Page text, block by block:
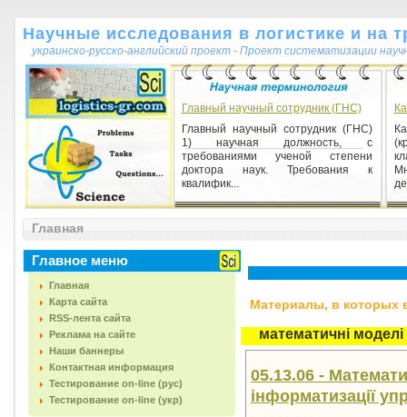
Научные исследования в логистике и на
украинско-русско-английский проект - Проект систематизации
Главный научный сотрудник (ГНС)
Главный научный сотрудник (ГНС)
1) научная должность, с
требованиями ученой степени
доктора наук. Требования к
квалифик...
Квантифікація (від лат. quantum -
Квантифікація (від лат. quantum -
скільки і facio - далеко) 1) кількісне
вираження, опис якісних ознак
об'єктів, явищ з...
Главная
Главное меню
Главная
Карта сайта
RSS-лента сайта
Реклама на сайте
Наши баннеры
Контактная информация
Тестирование on-line (рус)
Тестирование on-line (укр)
Материалы, в которых
математичні моделі
05.13.06 -
інформатизації